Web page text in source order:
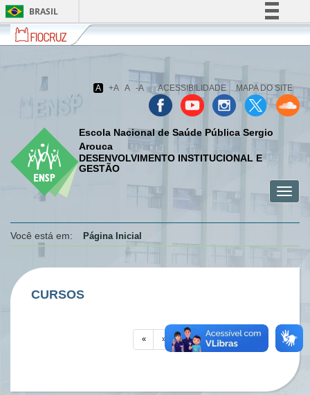
BRASIL
Simplifique!
Participe
Acesso à informação
Legislação
Canais
Fiocruz
Fale
com
A +A A -A ACESSIBILIDADE MAPA DO SITE
Escola Nacional de Saúde Pública Sergio
Arouca
DESENVOLVIMENTO INSTITUCIONAL E
GESTÃO
menu
menu
menu
Você está em:
Página Inicial
CURSOS
« »